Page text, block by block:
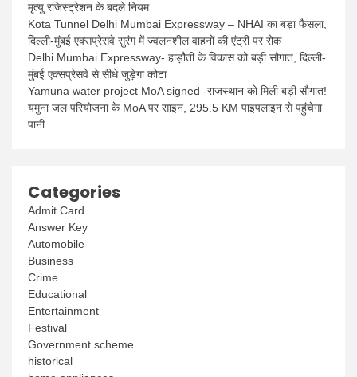
मृत्यु रजिस्ट्रेशन के बदले नियम
Kota Tunnel Delhi Mumbai Expressway – NHAI का बड़ा फैसला,
दिल्ली-मुंबई एक्सप्रेसवे सुरंग में ज्वलनशील वाहनों की एंट्री पर रोक
Delhi Mumbai Expressway- हाड़ौती के विकास को बड़ी सौगात, दिल्ली-
मुंबई एक्सप्रेसवे से सीधे जुड़ेगा कोटा
Yamuna water project MoA signed -राजस्थान को मिली बड़ी सौगात!
यमुना जल परियोजना के MoA पर साइन, 295.5 KM पाइपलाइन से पहुंचेगा
पानी
Categories
Admit Card
Answer Key
Automobile
Business
Crime
Educational
Entertainment
Festival
Government scheme
historical